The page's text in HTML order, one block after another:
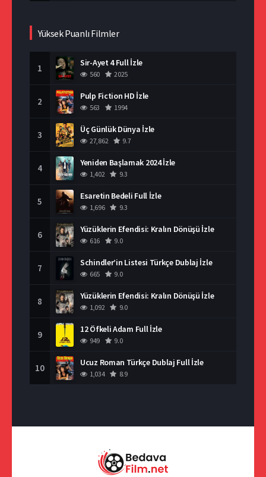
Yüksek Puanlı Filmler
1 Sir-Ayet 4 Full İzle
560 2025
2 Pulp Fiction HD İzle
563 1994
3 Üç Günlük Dünya İzle
27,862 9.7
4 Yeniden Başlamak 2024 İzle
1,402 9.3
5 Esaretin Bedeli Full İzle
1,696 9.3
6 Yüzüklerin Efendisi: Kralın Dönüşü İzle
616 9.0
7 Schindler’in Listesi Türkçe Dublaj İzle
665 9.0
8 Yüzüklerin Efendisi: Kralın Dönüşü İzle
1,092 9.0
9 12 Öfkeli Adam Full İzle
949 9.0
10 Ucuz Roman Türkçe Dublaj Full İzle
1,034 8.9